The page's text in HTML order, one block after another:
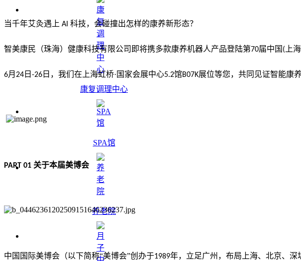
康复调理中心
SPA馆
养老院
当千年艾灸遇上 AI 科技，会碰撞出怎样的康养新形态？
智美康民（珠海）健康科技有限公司即将携多款康养机器人产品登陆第70届中国 ( 上海
6月 24 日 -26 日，我们在上海虹桥·国家会展中心5.2馆B07K展位等您，共同见证智能康养
PART 01 关于本届美博会
中国国际美博会（以下简称“美博会”创办于1989年，立足广州，布局上海、北京、深